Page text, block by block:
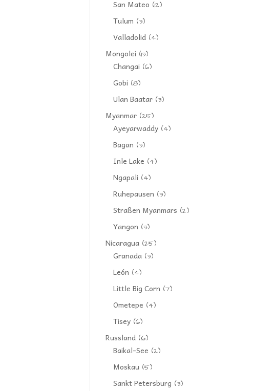
San Mateo (12)
Tulum (3)
Valladolid (4)
Mongolei (13)
Changai (6)
Gobi (8)
Ulan Baatar (3)
Myanmar (25)
Ayeyarwaddy (4)
Bagan (3)
Inle Lake (4)
Ngapali (4)
Ruhepausen (3)
Straßen Myanmars (2)
Yangon (3)
Nicaragua (25)
Granada (3)
León (4)
Little Big Corn (7)
Ometepe (4)
Tisey (6)
Russland (16)
Baikal-See (2)
Moskau (5)
Sankt Petersburg (3)